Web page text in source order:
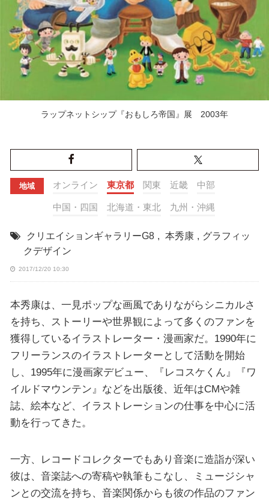
ラップネットシップ『おもしろ帝国』展 2003年
地域 オンライン 東京都 関東 近畿 中部
中国・四国 北海道・東北 九州・沖縄
クリエイションギャラリーG8 , 本秀康 , グラフィッ
クデザイン
2017/12/20 10:30
本秀康は、一見ポップな画風でありながらシニカルさ
を持ち、ストーリーや世界観によって多くのファンを
獲得しているイラストレーター・漫画家だ。1990年に
フリーランスのイラストレーターとして活動を開始
し、1995年に漫画家デビュー、『レコスケくん』『ワ
イルドマウンテン』などを出版後、近年はCMや雑
誌、絵本など、イラストレーションの仕事を中心に活
動を行ってきた。
一方、レコードコレクターでもあり音楽に造詣が深い
彼は、音楽誌への寄稿や執筆もこなし、ミュージシャ
ンとの交流を持ち、音楽関係からも彼の作品のファン